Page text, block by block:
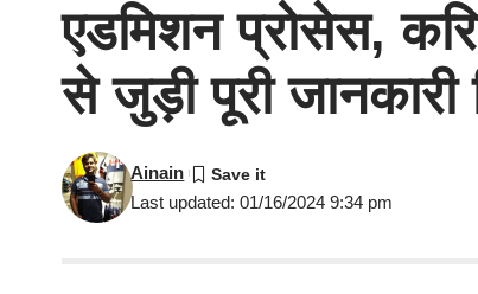
एडमिशन प्रोसेस,
से जुड़ी पूरी जानकारी
Last updated: 01/16/2024 9:34 pm
Ainain